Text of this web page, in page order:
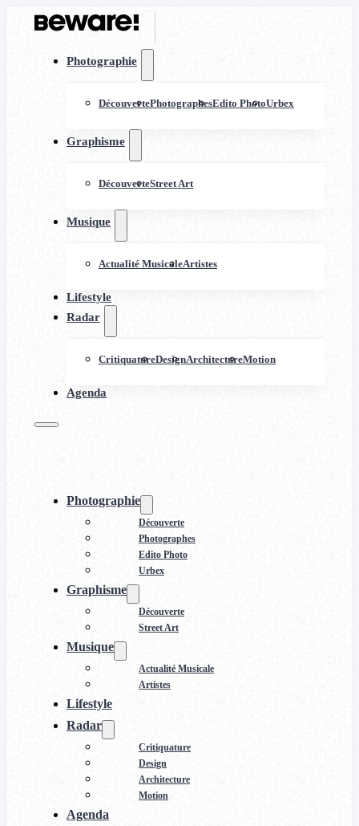
Photographie
DécouvertePhotographesEdito PhotoUrbex
Graphisme
DécouverteStreet Art
Musique
Actualité MusicaleArtistes
Lifestyle
Radar
CritiquatureDesignArchitectureMotion
Agenda
Photographie
Découverte
Photographes
Edito Photo
Urbex
Graphisme
Découverte
Street Art
Musique
Actualité Musicale
Artistes
Lifestyle
Radar
Critiquature
Design
Architecture
Motion
Agenda